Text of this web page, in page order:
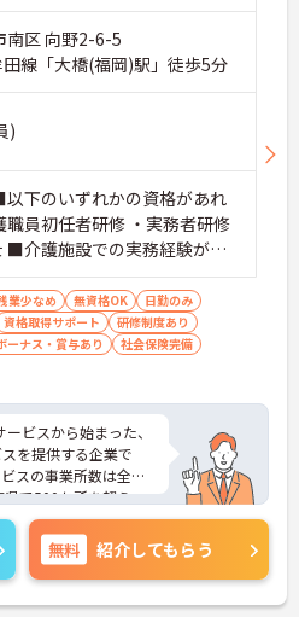
南区 向野2-6-5
線「大橋(福岡)駅」徒歩5分
)
下のいずれかの資格があれ
職員初任者研修 ・実務者研修
■介護施設での実務経験があ
自動車運転免許（AT限定
業少なめ 無資格OK
日勤のみ
資格取得サポート
研修制度あり
ーナス・賞与あり
社会保険完備
ビスから始まった、
を提供する企業で
スの事業所数は全国
で500か所を超え、
らしく最期まで暮ら
ています。また、福
る企業として福利厚
ラクエール」に2021
無料 紹介してもらう